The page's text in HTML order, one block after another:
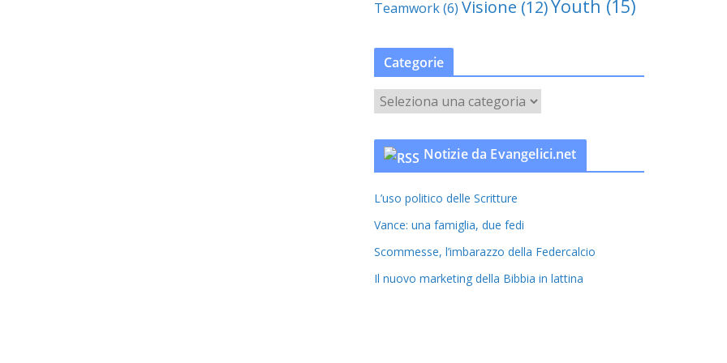
Teamwork(6) Visione (12)Youth (15)
Categorie
a
t
o
r
e
Notizie da Evangelici.net
L’uso politico delle Scritture
Vance: una famiglia, due fedi
Scommesse, l’imbarazzo della Federcalcio
Il nuovo marketing della Bibbia in lattina